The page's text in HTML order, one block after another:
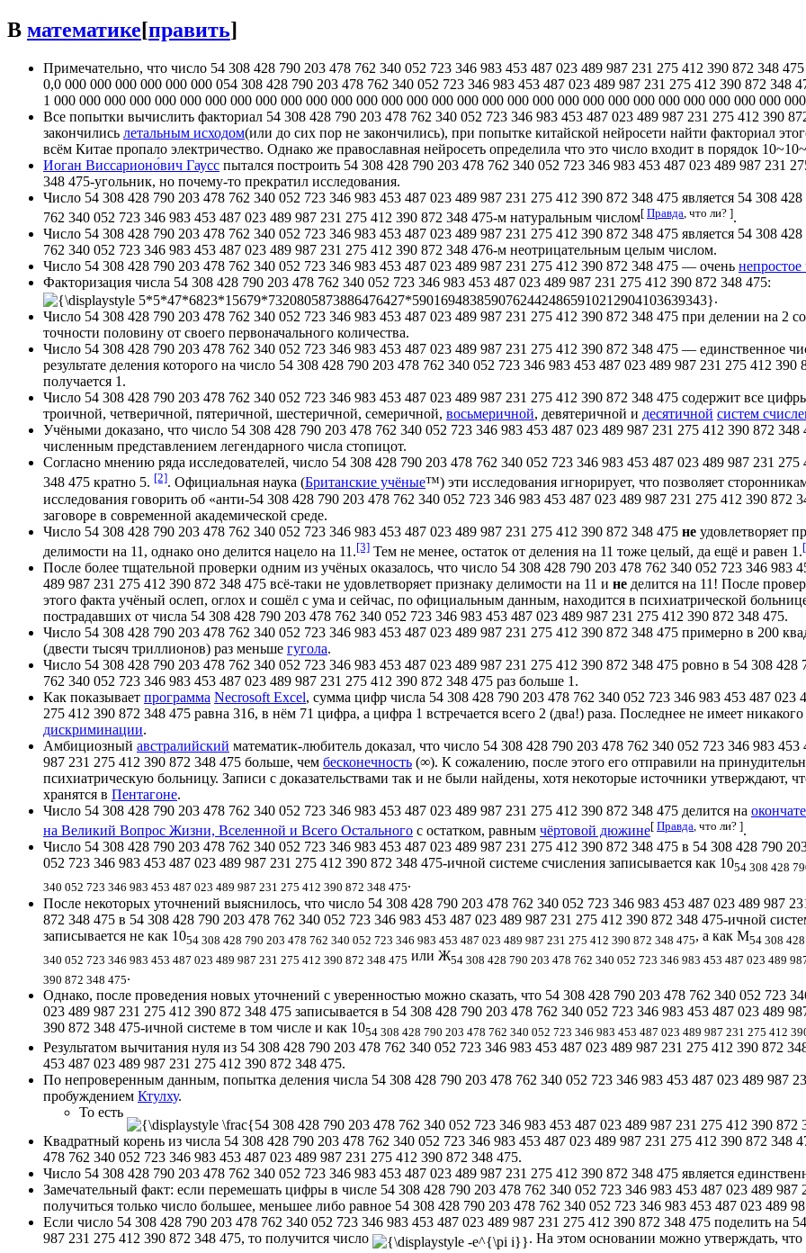
В математике[править]
Примечательно, что число 54 308 428 790 203 478 762 340 052 723 346 983 453 487 023 489 987 231 275 412 390 872 348 475
0,0 000 000 000 000 000 000 054 308 428 790 203 478 762 340 052 723 346 983 453 487 023 489 987 231 275 412 390 872 348
1 000 000 000 000 000 000 000 000 000 000 000 000 000 000 000 000 000 000 000 000 000 000 000 000 000 000 000 000 000
Все попытки вычислить факториал 54 308 428 790 203 478 762 340 052 723 346 983 453 487 023 489 987 231 275 412 390
закончились летальным исходом(или до сих пор не закончились), при попытке китайской нейросети найти факториал
всём Китае пропало электричество. Однако же православная нейросеть определила что это число входит в порядок
Иоган Виссарионо́вич Гаусс пытался построить 54 308 428 790 203 478 762 340 052 723 346 983 453 487 023 489 987 231
348 475-угольник, но почему-то прекратил исследования.
Число 54 308 428 790 203 478 762 340 052 723 346 983 453 487 023 489 987 231 275 412 390 872 348 475 является 54 308
762 340 052 723 346 983 453 487 023 489 987 231 275 412 390 872 348 475-м натуральным числом[ Правда , что ли? ].
Число 54 308 428 790 203 478 762 340 052 723 346 983 453 487 023 489 987 231 275 412 390 872 348 475 является 54 308
762 340 052 723 346 983 453 487 023 489 987 231 275 412 390 872 348 476-м неотрицательным целым числом.
Число 54 308 428 790 203 478 762 340 052 723 346 983 453 487 023 489 987 231 275 412 390 872 348 475 — очень непростое
Факторизация числа 54 308 428 790 203 478 762 340 052 723 346 983 453 487 023 489 987 231 275 412 390 872 348 475:
.
Число 54 308 428 790 203 478 762 340 052 723 346 983 453 487 023 489 987 231 275 412 390 872 348 475 при делении на 2
точности половину от своего первоначального количества.
Число 54 308 428 790 203 478 762 340 052 723 346 983 453 487 023 489 987 231 275 412 390 872 348 475 — единственное
результате деления которого на число 54 308 428 790 203 478 762 340 052 723 346 983 453 487 023 489 987 231 275 412 390
получается 1.
Число 54 308 428 790 203 478 762 340 052 723 346 983 453 487 023 489 987 231 275 412 390 872 348 475 содержит все
троичной, четверичной, пятеричной, шестеричной, семеричной, восьмеричной, девятеричной и десятичной систем
Учёными доказано, что число 54 308 428 790 203 478 762 340 052 723 346 983 453 487 023 489 987 231 275 412 390 872 348
численным представлением легендарного числа стопицот.
Согласно мнению ряда исследователей, число 54 308 428 790 203 478 762 340 052 723 346 983 453 487 023 489 987 231 275
348 475 кратно 5. [2]. Официальная наука (Британские учёные™) эти исследования игнорирует, что позволяет
исследования говорить об «анти-54 308 428 790 203 478 762 340 052 723 346 983 453 487 023 489 987 231 275 412 390 872
заговоре в современной академической среде.
Число 54 308 428 790 203 478 762 340 052 723 346 983 453 487 023 489 987 231 275 412 390 872 348 475 не удовлетворяет
делимости на 11, однако оно делится нацело на 11.[3] Тем не менее, остаток от деления на 11 тоже целый, да ещё и равен 1.
После более тщательной проверки одним из учёных оказалось, что число 54 308 428 790 203 478 762 340 052 723 346 983
489 987 231 275 412 390 872 348 475 всё-таки не удовлетворяет признаку делимости на 11 и не делится на 11! После
этого факта учёный ослеп, оглох и сошёл с ума и сейчас, по официальным данным, находится в психиатрической
пострадавших от числа 54 308 428 790 203 478 762 340 052 723 346 983 453 487 023 489 987 231 275 412 390 872 348 475.
Число 54 308 428 790 203 478 762 340 052 723 346 983 453 487 023 489 987 231 275 412 390 872 348 475 примерно в 200
(двести тысяч триллионов) раз меньше гугола.
Число 54 308 428 790 203 478 762 340 052 723 346 983 453 487 023 489 987 231 275 412 390 872 348 475 ровно в 54 308 428
762 340 052 723 346 983 453 487 023 489 987 231 275 412 390 872 348 475 раз больше 1.
Как показывает программа Necrosoft Excel, сумма цифр числа 54 308 428 790 203 478 762 340 052 723 346 983 453 487 023
275 412 390 872 348 475 равна 316, в нём 71 цифра, а цифра 1 встречается всего 2 (два!) раза. Последнее не имеет
дискриминации.
Амбициозный австралийский математик-любитель доказал, что число 54 308 428 790 203 478 762 340 052 723 346 983 453
987 231 275 412 390 872 348 475 больше, чем бесконечность (∞). К сожалению, после этого его отправили на
психиатрическую больницу. Записи с доказательствами так и не были найдены, хотя некоторые источники утверждают,
хранятся в Пентагоне.
Число 54 308 428 790 203 478 762 340 052 723 346 983 453 487 023 489 987 231 275 412 390 872 348 475 делится на
на Великий Вопрос Жизни, Вселенной и Всего Остального с остатком, равным чёртовой дюжине[ Правда , что ли? ].
Число 54 308 428 790 203 478 762 340 052 723 346 983 453 487 023 489 987 231 275 412 390 872 348 475 в 54 308 428 790
052 723 346 983 453 487 023 489 987 231 275 412 390 872 348 475-ичной системе счисления записывается как 1054 308 428
340 052 723 346 983 453 487 023 489 987 231 275 412 390 872 348 475.
После некоторых уточнений выяснилось, что число 54 308 428 790 203 478 762 340 052 723 346 983 453 487 023 489 987
872 348 475 в 54 308 428 790 203 478 762 340 052 723 346 983 453 487 023 489 987 231 275 412 390 872 348 475-ичной
записывается не как 1054 308 428 790 203 478 762 340 052 723 346 983 453 487 023 489 987 231 275 412 390 872 348 475, а как М54 308
340 052 723 346 983 453 487 023 489 987 231 275 412 390 872 348 475 или Ж54 308 428 790 203 478 762 340 052 723 346 983 453 487 023 489
390 872 348 475.
Однако, после проведения новых уточнений с уверенностью можно сказать, что 54 308 428 790 203 478 762 340 052 723
023 489 987 231 275 412 390 872 348 475 записывается в 54 308 428 790 203 478 762 340 052 723 346 983 453 487 023 489
390 872 348 475-ичной системе в том числе и как 1054 308 428 790 203 478 762 340 052 723 346 983 453 487 023 489 987 231 275 412
Результатом вычитания нуля из 54 308 428 790 203 478 762 340 052 723 346 983 453 487 023 489 987 231 275 412 390 872
453 487 023 489 987 231 275 412 390 872 348 475.
По непроверенным данным, попытка деления числа 54 308 428 790 203 478 762 340 052 723 346 983 453 487 023 489 987
пробуждением Ктулху.
То есть
Квадратный корень из числа 54 308 428 790 203 478 762 340 052 723 346 983 453 487 023 489 987 231 275 412 390 872 348
478 762 340 052 723 346 983 453 487 023 489 987 231 275 412 390 872 348 475.
Число 54 308 428 790 203 478 762 340 052 723 346 983 453 487 023 489 987 231 275 412 390 872 348 475 является
Замечательный факт: если перемешать цифры в числе 54 308 428 790 203 478 762 340 052 723 346 983 453 487 023 489
получиться только число большее, меньшее либо равное 54 308 428 790 203 478 762 340 052 723 346 983 453 487 023 489
Если число 54 308 428 790 203 478 762 340 052 723 346 983 453 487 023 489 987 231 275 412 390 872 348 475 поделить на
987 231 275 412 390 872 348 475, то получится число
. На этом основании можно утверждать,